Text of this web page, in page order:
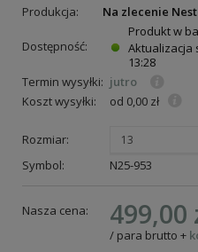
Produkcja: Na zlecenie
Dostępność:
Produkt w
Aktualizacja
13:28
Termin wysyłki: jutro
Koszt wysyłki:
od 0,00 zł
Rozmiar: 13
Symbol: N25-953
Nasza cena: 499,00
/ para brutto +